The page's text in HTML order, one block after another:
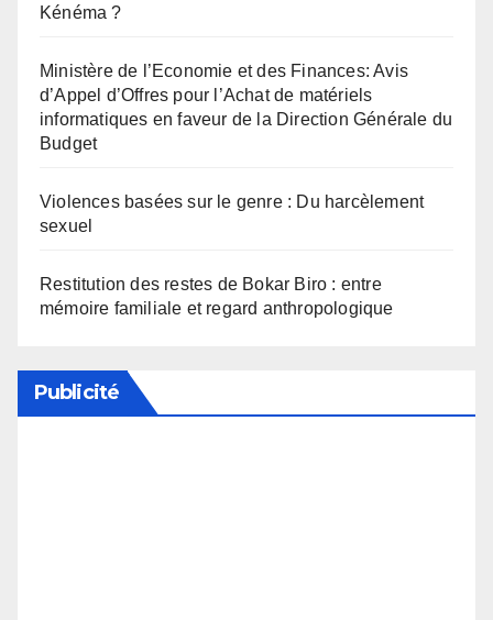
Kénéma ?
Ministère de l’Economie et des Finances: Avis
d’Appel d’Offres pour l’Achat de matériels
informatiques en faveur de la Direction Générale du
Budget
Violences basées sur le genre : Du harcèlement
sexuel
Restitution des restes de Bokar Biro : entre
mémoire familiale et regard anthropologique
Publicité